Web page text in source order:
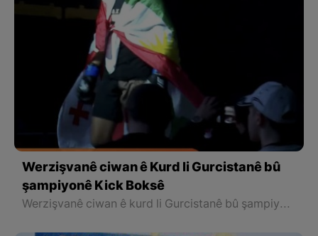
Werzişvanê ciwan ê Kurd li Gurcistanê bû
şampiyonê Kick Boksê
Werzişvanê ciwan ê kurd li Gurcistanê bû şampiyonê Kîck Boksê û bi ala Kurdistan derket ser rîngê û bû şampiyon